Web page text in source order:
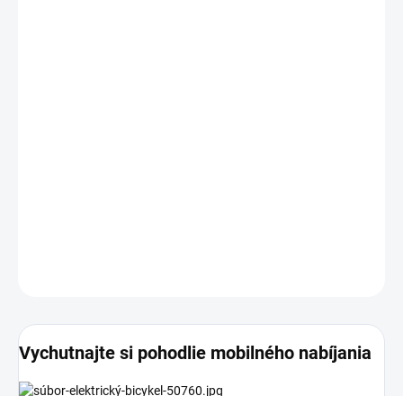
Vychutnajte si pohodlie mobilného nabíjania